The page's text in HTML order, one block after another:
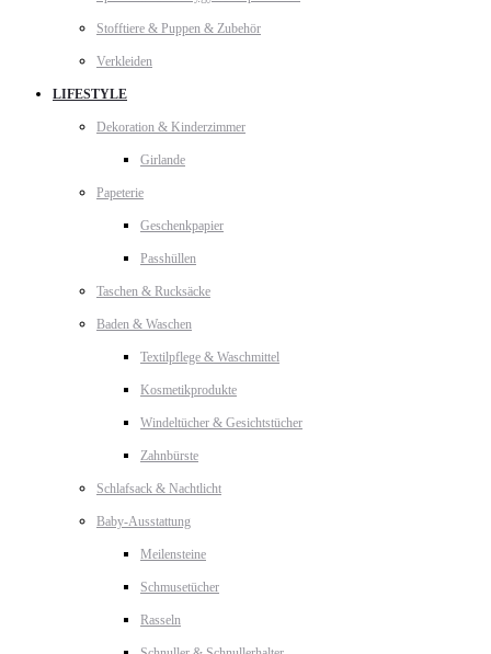
Stofftiere & Puppen & Zubehör
Verkleiden
LIFESTYLE
Dekoration & Kinderzimmer
Girlande
Papeterie
Geschenkpapier
Passhüllen
Taschen & Rucksäcke
Baden & Waschen
Textilpflege & Waschmittel
Kosmetikprodukte
Windeltücher & Gesichtstücher
Zahnbürste
Schlafsack & Nachtlicht
Baby-Ausstattung
Meilensteine
Schmusetücher
Rasseln